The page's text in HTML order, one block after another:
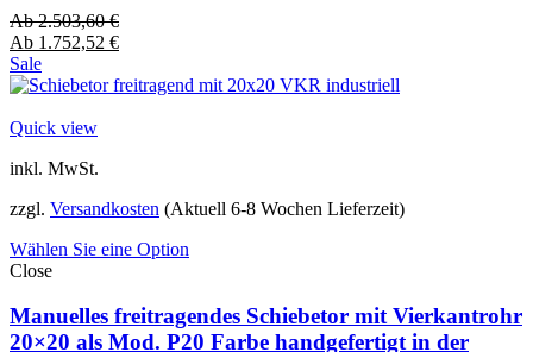
Ab2.503,60€
Ab 1.752,52 €
Sale
Quick view
inkl. MwSt.
zzgl. Versandkosten (Aktuell 6-8 Wochen Lieferzeit)
Wählen Sie eine Option
Close
Manuelles freitragendes Schiebetor mit Vierkantrohr
20×20 als Mod. P20 Farbe handgefertigt in der